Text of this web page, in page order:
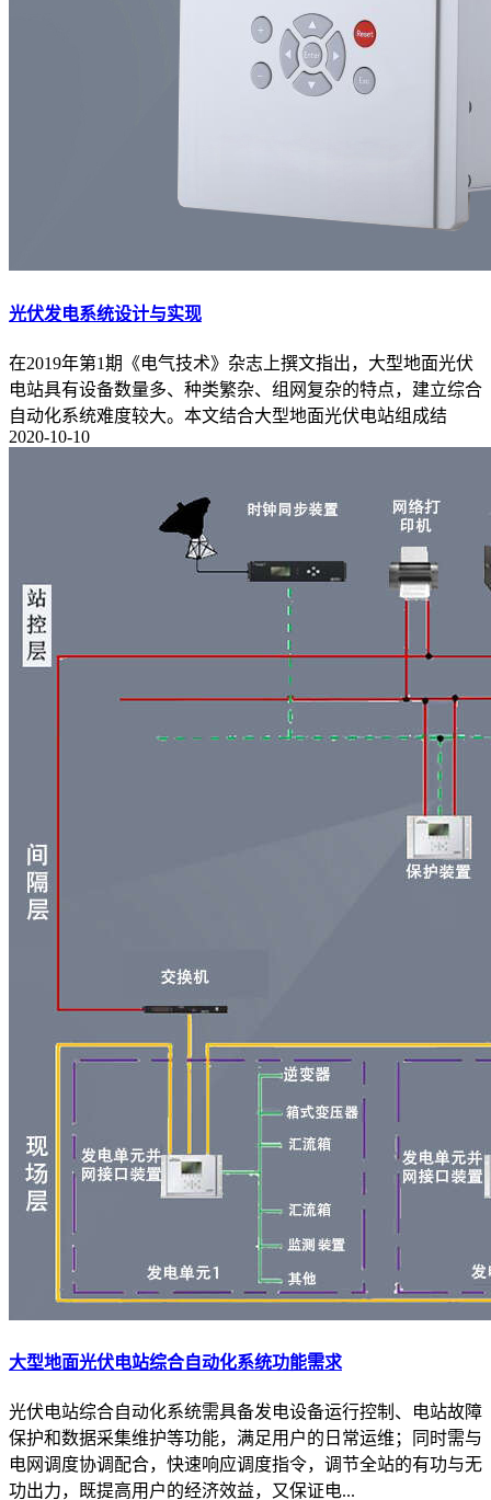
光伏发电系统设计与实现
在2019年第1期《电气技术》杂志上撰文指出，大型地面光伏
电站具有设备数量多、种类繁杂、组网复杂的特点，建立综合
自动化系统难度较大。本文结合大型地面光伏电站组成结
2020-10-10
大型地面光伏电站综合自动化系统功能需求
光伏电站综合自动化系统需具备发电设备运行控制、电站故障
保护和数据采集维护等功能，满足用户的日常运维；同时需与
电网调度协调配合，快速响应调度指令，调节全站的有功与无
功出力，既提高用户的经济效益，又保证电...